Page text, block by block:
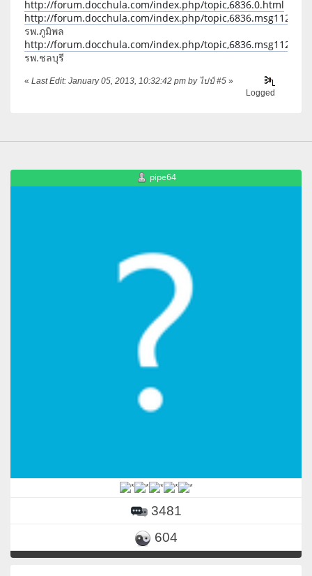
http://forum.docchula.com/index.php/topic,6836.0.html
http://forum.docchula.com/index.php/
รพ.ภูมิพล
http://forum.docchula.com/index.php/
รพ.ชลบุรี
« Last Edit: January 05, 2013, 10:32:42 pm by ไปป์ #5 »
Logged
pipe64
3481
604